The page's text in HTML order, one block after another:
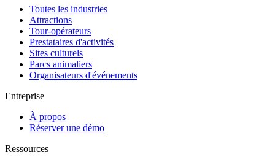
Toutes les industries
Attractions
Tour-opérateurs
Prestataires d'activités
Sites culturels
Parcs animaliers
Organisateurs d'événements
Entreprise
À propos
Réserver une démo
Ressources